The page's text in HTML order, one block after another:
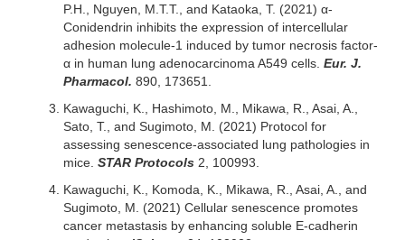
P.H., Nguyen, M.T.T., and Kataoka, T. (2021) α-
Conidendrin inhibits the expression of intercellular
adhesion molecule-1 induced by tumor necrosis factor-
α in human lung adenocarcinoma A549 cells. Eur. J.
Pharmacol. 890, 173651.
Kawaguchi, K., Hashimoto, M., Mikawa, R., Asai, A.,
Sato, T., and Sugimoto, M. (2021) Protocol for
assessing senescence-associated lung pathologies in
mice. STAR Protocols 2, 100993.
Kawaguchi, K., Komoda, K., Mikawa, R., Asai, A., and
Sugimoto, M. (2021) Cellular senescence promotes
cancer metastasis by enhancing soluble E-cadherin